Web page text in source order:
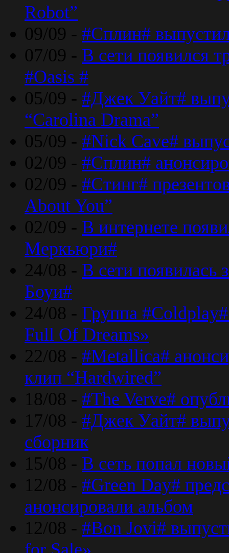
Robot”
09/09 - #Сплин#
07/09 - В сети появился
#Oasis #
05/09 - #Джек Уайт#
“Carolina Drama”
05/09 - #Nick Cave#
02/09 - #Сплин#
02/09 - #Стинг#
About You”
02/09 - В интернете
Меркьюри#
24/08 - В сети появилась
Боуи#
24/08 - Группа
Full Of Dreams»
22/08 - #Metallica#
клип “Hardwired”
18/08 - #The Verve#
17/08 - #Джек Уайт#
сборник
15/08 - В сеть попал
12/08 - #Green Day#
анонсировали альбом
12/08 - #Bon Jovi#